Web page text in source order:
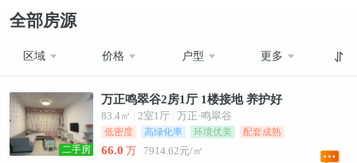
全部房源
区域 价格 户型 更多
二手房
万正鸣翠谷2房1厅 1楼接地 养护好
83.4㎡ 2室1厅 万正·鸣翠谷
低密度 高绿化率 环境优美 配套成熟
66.0 万 7914.62元/㎡